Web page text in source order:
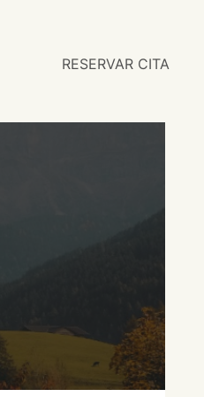
RESERVAR CITA